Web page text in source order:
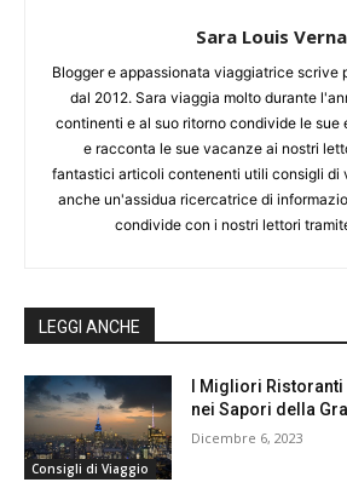
Sara Louis Verna
Blogger e appassionata viaggiatrice scrive
dal 2012. Sara viaggia molto durante
continenti e al suo ritorno condivide le sue
e racconta le sue vacanze ai nostri
fantastici articoli contenenti utili consigli di
anche un'assidua ricercatrice di
condivide con i nostri lettori
LEGGI ANCHE
Consigli di Viaggio
I Migliori
nei Sapori della
Dicembre 6, 2023